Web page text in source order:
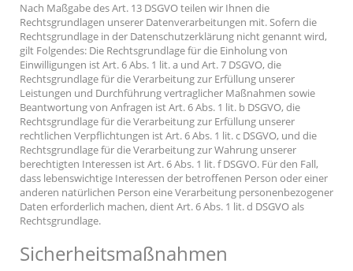
Nach Maßgabe des Art. 13 DSGVO teilen wir Ihnen die
Rechtsgrundlagen unserer Datenverarbeitungen mit. Sofern die
Rechtsgrundlage in der Datenschutzerklärung nicht genannt wird,
gilt Folgendes: Die Rechtsgrundlage für die Einholung von
Einwilligungen ist Art. 6 Abs. 1 lit. a und Art. 7 DSGVO, die
Rechtsgrundlage für die Verarbeitung zur Erfüllung unserer
Leistungen und Durchführung vertraglicher Maßnahmen sowie
Beantwortung von Anfragen ist Art. 6 Abs. 1 lit. b DSGVO, die
Rechtsgrundlage für die Verarbeitung zur Erfüllung unserer
rechtlichen Verpflichtungen ist Art. 6 Abs. 1 lit. c DSGVO, und die
Rechtsgrundlage für die Verarbeitung zur Wahrung unserer
berechtigten Interessen ist Art. 6 Abs. 1 lit. f DSGVO. Für den Fall,
dass lebenswichtige Interessen der betroffenen Person oder einer
anderen natürlichen Person eine Verarbeitung personenbezogener
Daten erforderlich machen, dient Art. 6 Abs. 1 lit. d DSGVO als
Rechtsgrundlage.
Sicherheitsmaßnahmen